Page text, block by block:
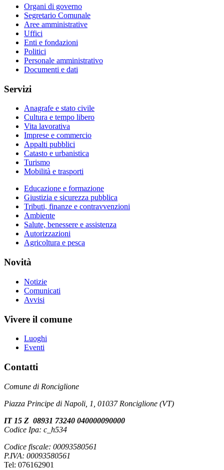
Organi di governo
Segretario Comunale
Aree amministrative
Uffici
Enti e fondazioni
Politici
Personale amministrativo
Documenti e dati
Servizi
Anagrafe e stato civile
Cultura e tempo libero
Vita lavorativa
Imprese e commercio
Appalti pubblici
Catasto e urbanistica
Turismo
Mobilità e trasporti
Educazione e formazione
Giustizia e sicurezza pubblica
Tributi, finanze e contravvenzioni
Ambiente
Salute, benessere e assistenza
Autorizzazioni
Agricoltura e pesca
Novità
Notizie
Comunicati
Avvisi
Vivere il comune
Luoghi
Eventi
Contatti
Comune di Ronciglione
Piazza Principe di Napoli, 1, 01037 Ronciglione (VT)
IT 15 Z 08931 73240 040000090000
Codice Ipa: c_h534
Codice fiscale: 00093580561
P.IVA: 00093580561
Tel: 076162901